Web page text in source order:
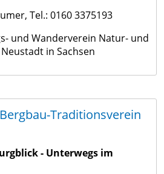
Tel.: 0160 3375193
und Wanderverein Natur- und
in Sachsen
Traditionsverein
- Unterwegs im